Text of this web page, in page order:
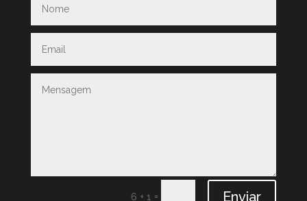
6 + 1 = Enviar